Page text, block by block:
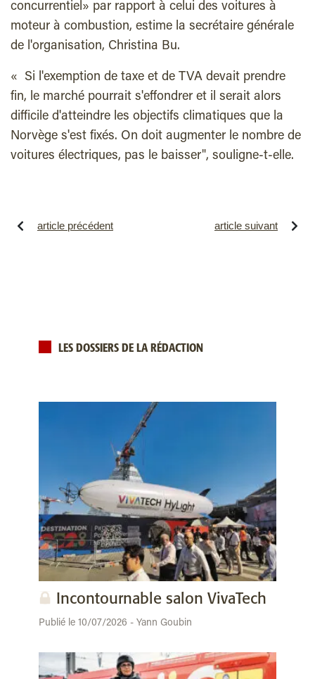
concurrentiel» par rapport à celui des voitures à
moteur à combustion, estime la secrétaire générale
de l'organisation, Christina Bu.
« Si l'exemption de taxe et de TVA devait prendre
fin, le marché pourrait s'effondrer et il serait alors
difficile d'atteindre les objectifs climatiques que la
Norvège s'est fixés. On doit augmenter le nombre de
voitures électriques, pas le baisser", souligne-t-elle.
article précédent article suivant
LES DOSSIERS DE LA RÉDACTION
Incontournable salon VivaTech
Publié le 10/07/2026 - Yann Goubin